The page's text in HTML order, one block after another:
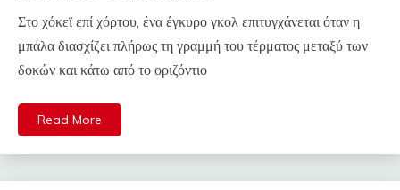
Στο χόκεϊ επί χόρτου, ένα έγκυρο γκολ επιτυγχάνεται όταν η
μπάλα διασχίζει πλήρως τη γραμμή του τέρματος μεταξύ των
δοκών και κάτω από το οριζόντιο
Read More